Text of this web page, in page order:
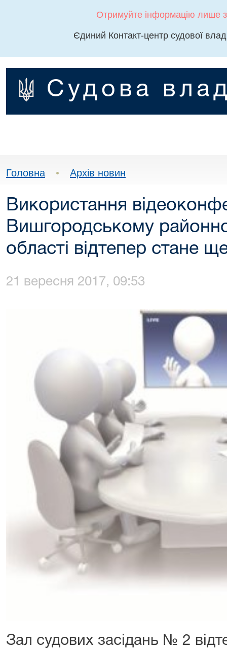
Отримуйте інформацію лише
Єдиний Контакт-центр судової
Судова
Головна • Архів новин
Використання
Вишгородському
області відтепер стане
21 вересня 2017, 09:53
Зал судових засідань № 2